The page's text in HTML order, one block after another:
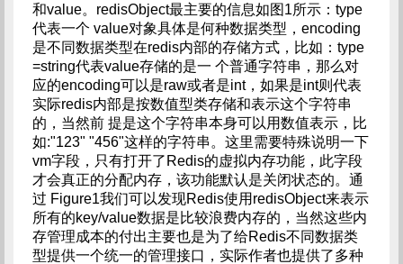
和value。redisObject最主要的信息如图1所示：type
代表一个 value对象具体是何种数据类型，encoding
是不同数据类型在redis内部的存储方式，比如：type
=string代表value存储的是一 个普通字符串，那么对
应的encoding可以是raw或者是int，如果是int则代表
实际redis内部是按数值型类存储和表示这个字符串
的，当然前 提是这个字符串本身可以用数值表示，比
如:"123" "456"这样的字符串。这里需要特殊说明一下
vm字段，只有打开了Redis的虚拟内存功能，此字段
才会真正的分配内存，该功能默认是关闭状态的。通
过 Figure1我们可以发现Redis使用redisObject来表示
所有的key/value数据是比较浪费内存的，当然这些内
存管理成本的付出主要也是为了给Redis不同数据类
型提供一个统一的管理接口，实际作者也提供了多种